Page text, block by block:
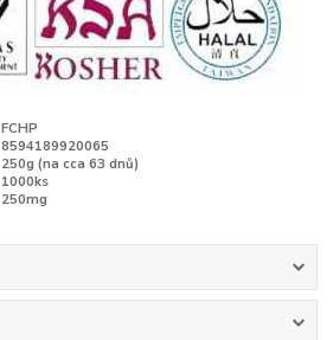
FCHP
8594189920065
250g (na cca 63 dnů)
1000ks
250mg